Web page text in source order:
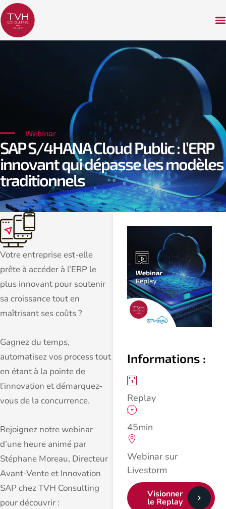
Webinar
SAP S/4HANA Cloud Public : l’ERP
innovant qui dépasse les modèles
traditionnels
Votre entreprise est-elle
prête à accéder à l’ERP le
plus innovant pour soutenir
sa croissance tout en
maîtrisant ses coûts ?
Gagnez du temps,
automatisez vos process tout
en étant à la pointe de
l’innovation et démarquez-
vous de la concurrence.
Rejoignez notre webinar
d’une heure animé par
Stéphane Moreau, Directeur
Avant-Vente et Innovation
SAP chez TVH Consulting
pour découvrir :
Informations :
Replay
45min
Webinar sur
Livestorm
Visionner
le Replay